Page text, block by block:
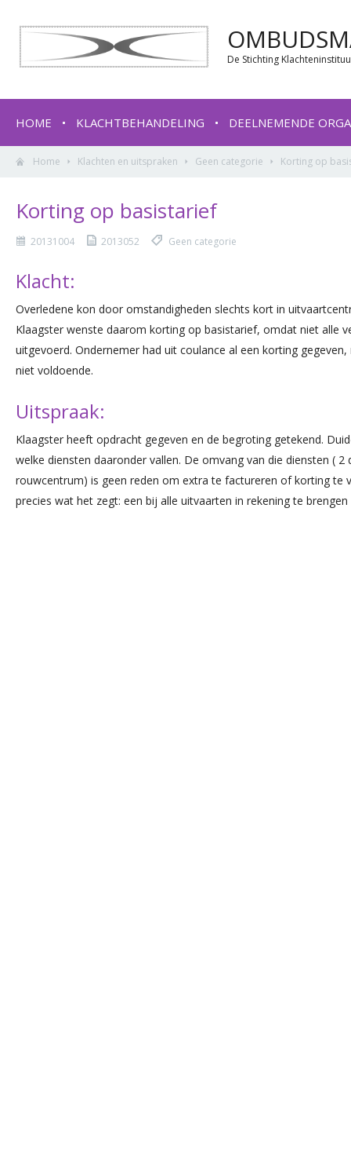
De Stichting
HOME KLACHTBEHANDELING DEELNEMENDE
Home Klachten en uitspraken Geen categorie Korting op
Korting op basistarief
20131004 2013052 Geen categorie
Klacht:
Overledene kon door omstandigheden slechts kort in
Klaagster wenste daarom korting op basistarief, omdat niet alle
uitgevoerd. Ondernemer had uit coulance al een korting
niet voldoende.
Uitspraak:
Klaagster heeft opdracht gegeven en de begroting getekend.
welke diensten daaronder vallen. De omvang van die diensten (
rouwcentrum) is geen reden om extra te factureren of korting te
precies wat het zegt: een bij alle uitvaarten in rekening te